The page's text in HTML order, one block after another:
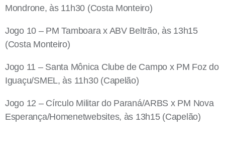
Mondrone, às 11h30 (Costa Monteiro)
Jogo 10 – PM Tamboara x ABV Beltrão, às 13h15
(Costa Monteiro)
Jogo 11 – Santa Mônica Clube de Campo x PM Foz do
Iguaçu/SMEL, às 11h30 (Capelão)
Jogo 12 – Círculo Militar do Paraná/ARBS x PM Nova
Esperança/Homenetwebsites, às 13h15 (Capelão)